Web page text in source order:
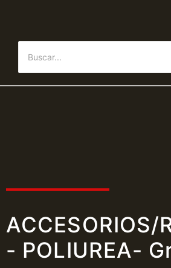
ACCESORIOS/
- POLIUREA-